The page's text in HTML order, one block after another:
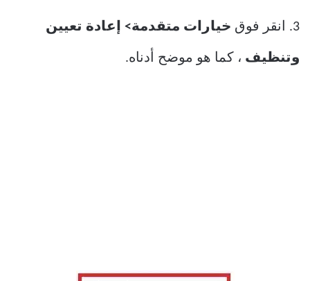
3. انقر فوق خيارات متقدمة> إعادة تعيين
وتنظيف ، كما هو موضح أدناه.